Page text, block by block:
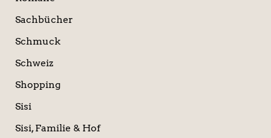
Sachbücher
Schmuck
Schweiz
Shopping
Sisi
Sisi, Familie & Hof